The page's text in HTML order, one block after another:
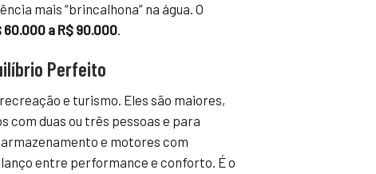
mais “brincalhona” na água. O
60.000 a R$ 90.000.
Perfeito
e turismo. Eles são maiores,
com duas ou três pessoas e para
e motores com
entre performance e conforto. É o